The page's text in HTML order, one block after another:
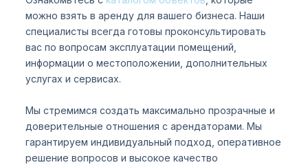
можно взять в аренду для вашего бизнеса. Наши
специалисты всегда готовы проконсультировать
вас по вопросам эксплуатации помещений,
информации о местоположении, дополнительных
услугах и сервисах.
Мы стремимся создать максимально прозрачные и
доверительные отношения с арендаторами. Мы
гарантируем индивидуальный подход, оперативное
решение вопросов и высокое качество